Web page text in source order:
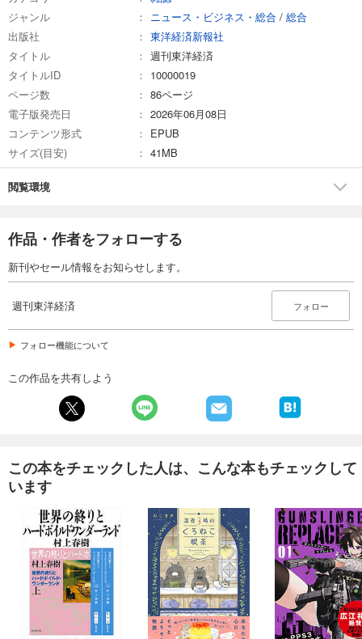
試し読み
あらすじを表示する
週刊東洋経済 2026/3/7号
あらすじを表示する
あらすじを表示する
カート
あらすじを表示する
週刊東洋経済 2026/1/31・2/7合併号
週刊東洋経済 2026/1/24号
880 円 (税込)
カート
試し読み
あらすじを表示する
ジャンル
ニュース・ビジネス・総合 / 総合
出版社
東洋経済新報社
タイトル
週刊東洋経済
タイトルID
10000019
ページ数
86ページ
電子版発売日
2026年06月08日
コンテンツ形式
EPUB
サイズ(目安)
41MB
閲覧環境
作品・作者をフォローする
新刊やセール情報をお知らせします。
週刊東洋経済 フォロー
フォロー機能について
この作品を共有しよう
この本をチェックした人は、こんな本もチェックして
います